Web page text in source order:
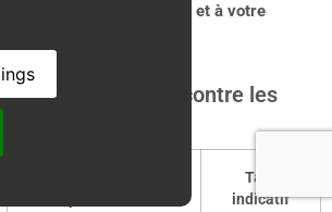
à votre problématique et à votre
de traitements contre les
Choranche
Tarif
indicatif